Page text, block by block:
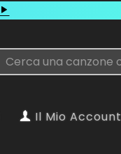
Il Mio Account